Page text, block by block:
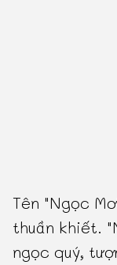
Tên "Ngọc
thuần khiết.
ngọc quý,